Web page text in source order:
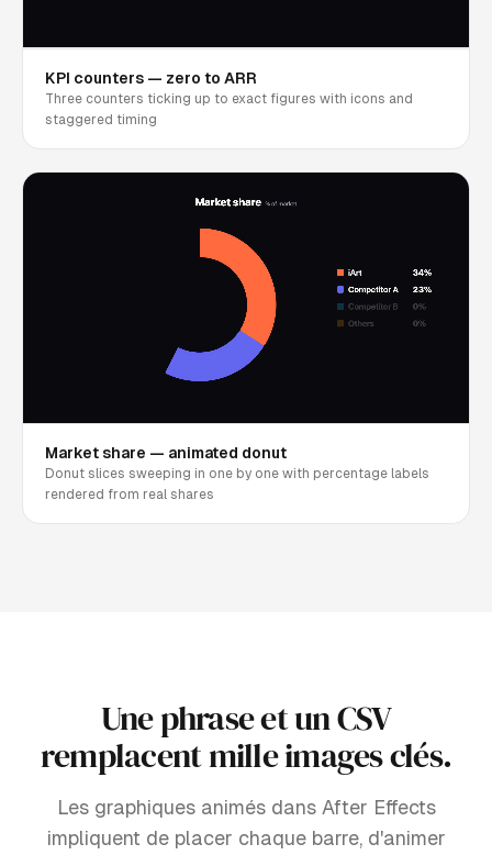
KPI counters — zero to ARR
Three counters ticking up to exact figures with icons and
staggered timing
Market share — animated donut
Donut slices sweeping in one by one with percentage labels
rendered from real shares
Une phrase et un CSV
remplacent mille images clés.
Les graphiques animés dans After Effects
impliquent de placer chaque barre, d'animer